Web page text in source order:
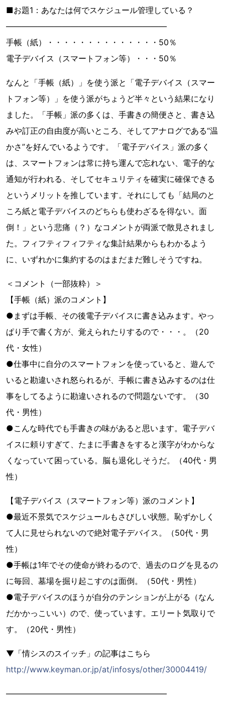
■お題1：あなたは何でスケジュール管理している？
――――――――――――――――――――
手帳（紙）・・・・・・・・・・・・・・50％
電子デバイス（スマートフォン等）・・・50％
なんと「手帳（紙）」を使う派と「電子デバイス（スマー
トフォン等）」を使う派がちょうど半々という結果になり
ました。「手帳」派の多くは、手書きの簡便さと、書き込
みや訂正の自由度が高いところ、そしてアナログである“温
かさ”を好んでいるようです。「電子デバイス」派の多く
は、スマートフォンは常に持ち運んで忘れない、電子的な
通知が行われる、そしてセキュリティを確実に確保できる
というメリットを推しています。それにしても「結局のと
ころ紙と電子デバイスのどちらも使わざるを得ない。面
倒！」という悲痛（？）なコメントが両派で散見されまし
た。フィフティフィフティな集計結果からもわかるよう
に、いずれかに集約するのはまだまだ難しそうですね。
＜コメント（一部抜粋）＞
【手帳（紙）派のコメント】
●まずは手帳、その後電子デバイスに書き込みます。やっ
ぱり手で書く方が、覚えられたりするので・・・。（20
代・女性）
●仕事中に自分のスマートフォンを使っていると、遊んで
いると勘違いされ怒られるが、手帳に書き込みするのは仕
事をしてるように勘違いされるので問題ないです。（30
代・男性）
●こんな時代でも手書きの味があると思います。電子デバ
イスに頼りすぎて、たまに手書きをすると漢字がわからな
くなっていて困っている。脳も退化しそうだ。（40代・男
性）
【電子デバイス（スマートフォン等）派のコメント】
●最近不景気でスケジュールもさびしい状態。恥ずかしく
て人に見せられないので絶対電子デバイス。（50代・男
性）
●手帳は1年でその使命が終わるので、過去のログを見るの
に毎回、墓場を掘り起こすのは面倒。（50代・男性）
●電子デバイスのほうが自分のテンションが上がる（なん
だかかっこいい）ので、使っています。エリート気取りで
す。（20代・男性）
▼「情シスのスイッチ」の記事はこちら
http://www.keyman.or.jp/at/infosys/other/30004419/
――――――――――――――――――――